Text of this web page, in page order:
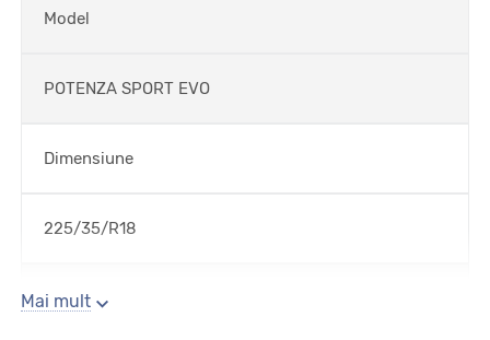
Model
POTENZA SPORT EVO
Dimensiune
225/35/R18
Sezon
Mai mult